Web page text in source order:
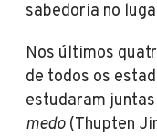
sabedoria no
Nos últimos
de todos os
estudaram
medo (Thupten